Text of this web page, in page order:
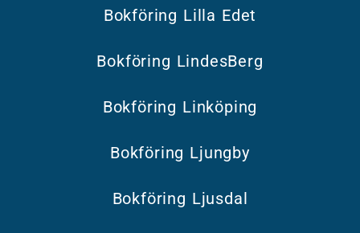
Bokföring Lilla Edet
Bokföring LindesBerg
Bokföring Linköping
Bokföring Ljungby
Bokföring Ljusdal